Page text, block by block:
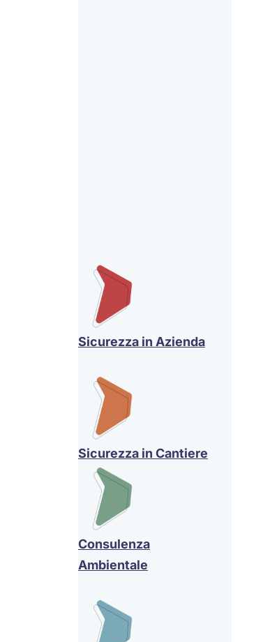
Sicurezza in Azienda
Sicurezza in Cantiere
Consulenza
Ambientale